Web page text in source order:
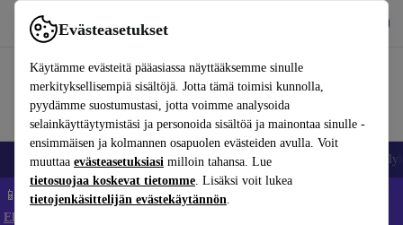
Evästeasetukset
Käytämme evästeitä pääasiassa näyttääksemme sinulle
merkityksellisempiä sisältöjä. Jotta tämä toimisi kunnolla,
pyydämme suostumustasi, jotta voimme analysoida
selainkäyttäytymistäsi ja personoida sisältöä ja mainontaa sinulle -
ensimmäisen ja kolmannen osapuolen evästeiden avulla. Voit
muuttaa evästeasetuksiasi milloin tahansa. Lue
tietosuojaa koskevat tietomme. Lisäksi voit lukea
tietojenkäsittelijän evästekäytännön.
Käytä refurbed-palvelua nopeasti ja helposti
Matkapuhelimet ja älypuhelimet Kannettavat tietokoneet
📱 Säästä 5 % LISÄÄ iPhoneista – Koodi: IPHONEDEAL –
Ehdot ja säännöt